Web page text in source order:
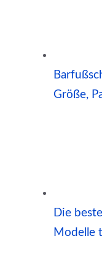
Größe,
Die
Modelle